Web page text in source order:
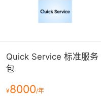
Quick Service 标准服务
包
¥8000/年